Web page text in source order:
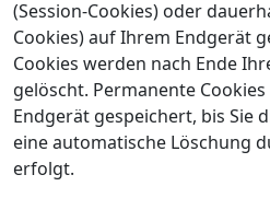
(Session-Cookies) oder
Cookies) auf Ihrem Endgerät
Cookies werden nach Ende
gelöscht. Permanente
Endgerät gespeichert, bis Sie
eine automatische Löschung
erfolgt.